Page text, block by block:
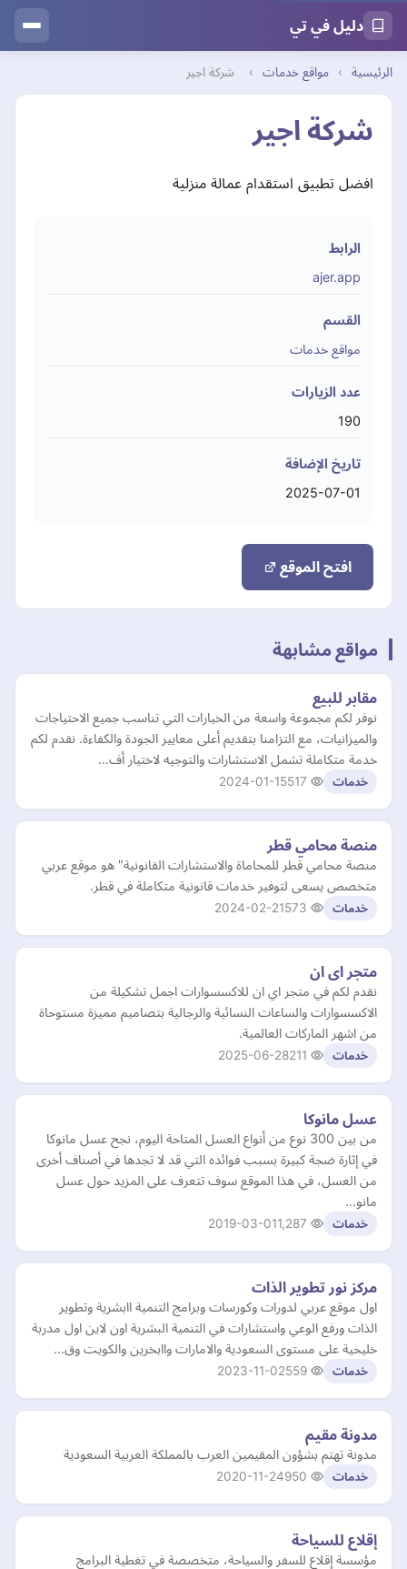
دليل في تي
الرئيسية › مواقع خدمات › شركة اجير
شركة اجير
افضل تطبيق استقدام عمالة منزلية
الرابط
ajer.app
القسم
مواقع خدمات
عدد الزيارات
190
تاريخ الإضافة
2025-07-01
افتح الموقع
مواقع مشابهة
مقابر للبيع
نوفر لكم مجموعة واسعة من الخيارات التي تناسب جميع الاحتياجات
والميزانيات، مع التزامنا بتقديم أعلى معايير الجودة والكفاءة. نقدم لكم
خدمة متكاملة تشمل الاستشارات والتوجيه لاختيار أف…
خدمات 2024-01-15
منصة محامي قطر
منصة محامي قطر للمحاماة والاستشارات القانونية" هو موقع عربي
متخصص يسعى لتوفير خدمات قانونية متكاملة في قطر.
خدمات 2024-02-21
متجر اى ان
نقدم لكم في متجر اي ان للاكسسوارات اجمل تشكيلة من
الاكسسوارات والساعات النسائية والرجالية بتصاميم مميزة مستوحاة
من اشهر الماركات العالمية.
خدمات 2025-06-28
عسل مانوكا
من بين 300 نوع من أنواع العسل المتاحة اليوم، نجح عسل مانوكا
في إثارة ضجة كبيرة بسبب فوائده التي قد لا تجدها في أصناف أخرى
من العسل، في هذا الموقع سوف تتعرف على المزيد حول عسل
مانو…
خدمات 2019-03-01
مركز نور تطوير الذات
اول موقع عربي لدورات وكورسات وبرامج التنمية اابشرية وتطوير
الذات ورفع الوعي واستشارات في التنمية البشرية اون لاين اول مدربة
خليحية على مستوى السعودية والامارات واابخرين والكويت وق…
خدمات 2023-11-02
مدونة مقيم
مدونة تهتم بشؤون المقيمين العرب بالمملكة العربية السعودية
خدمات 2020-11-24
إقلاع للسياحة
مؤسسة إقلاع للسفر والسياحة، متخصصة في تغطية البرامج